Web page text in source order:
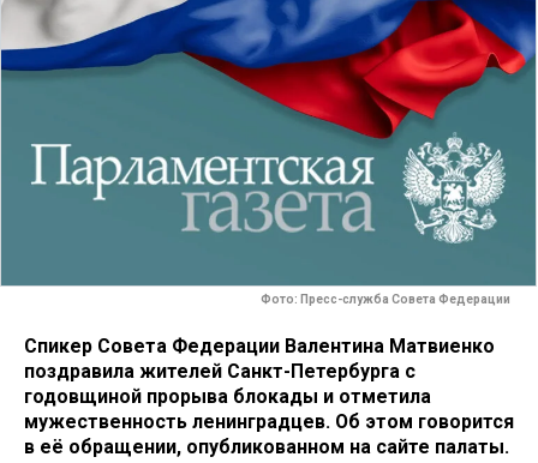
Фото: Пресс-служба Совета Федерации
Спикер Совета Федерации Валентина Матвиенко
поздравила жителей Санкт-Петербурга с
годовщиной прорыва блокады и отметила
мужественность ленинградцев. Об этом говорится
в её обращении, опубликованном на сайте палаты.